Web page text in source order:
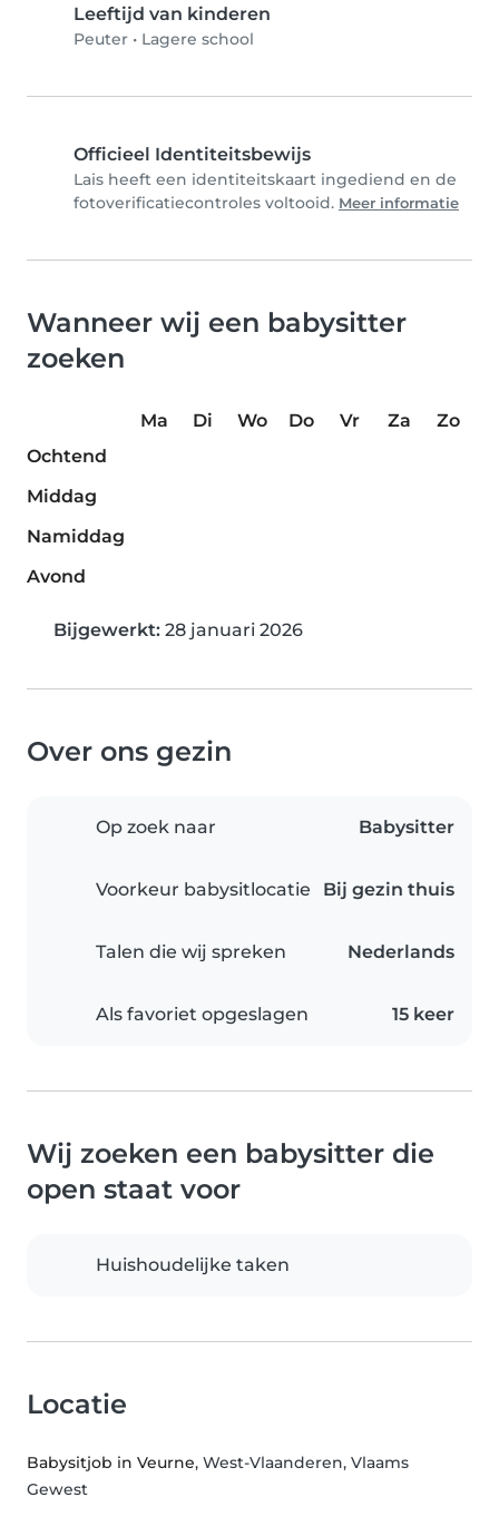
Leeftijd van kinderen
Peuter • Lagere school
Officieel Identiteitsbewijs
Lais heeft een identiteitskaart ingediend en de
fotoverificatiecontroles voltooid. Meer informatie
Wanneer wij een babysitter
zoeken
Ma Di Wo Do Vr Za
Zo
Ochtend
Middag
Namiddag
Avond
Bijgewerkt: 28 januari 2026
Over ons gezin
Op zoek naar Babysitter
Voorkeur babysitlocatie Bij gezin thuis
Talen die wij spreken Nederlands
Als favoriet opgeslagen 15 keer
Wij zoeken een babysitter die
open staat voor
Huishoudelijke taken
Locatie
Babysitjob in Veurne, West-Vlaanderen, Vlaams
Gewest